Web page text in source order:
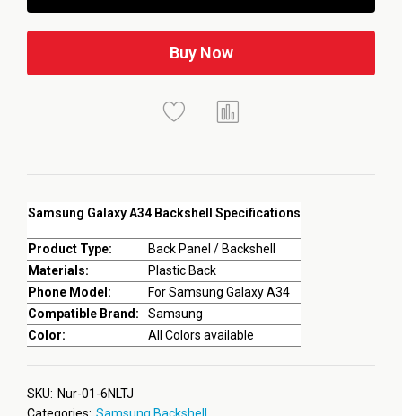
Samsung Galaxy A34 Backshell Specifications
Product Type:
Back Panel / Backshell
Materials:
Plastic Back
Phone Model:
For Samsung Galaxy A34
Compatible Brand:
Samsung
Color:
All Colors available
Buy Now
SKU: Nur-01-6NLTJ